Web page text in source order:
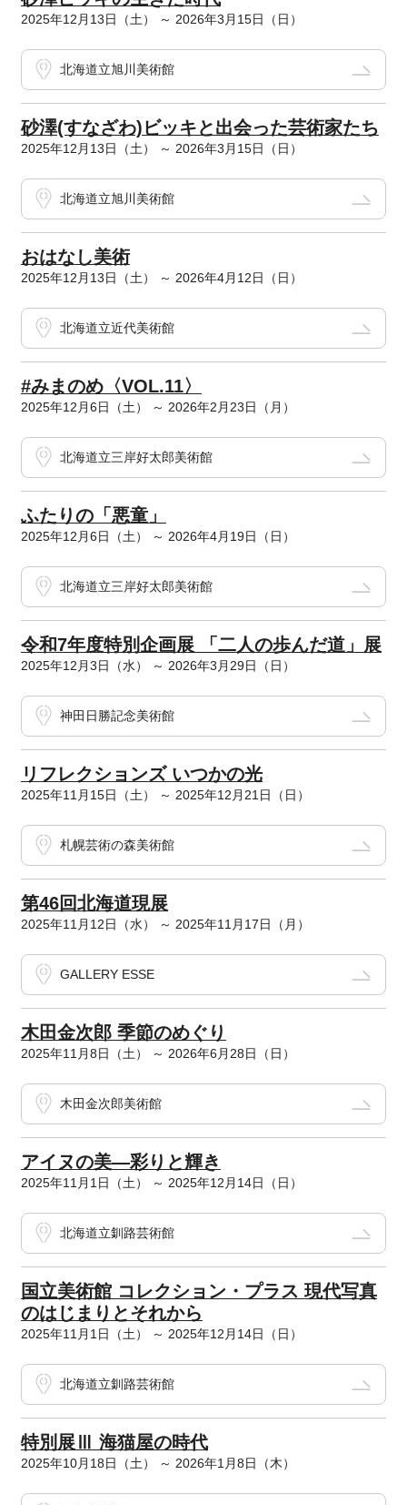
2025年12月13日（土） ～ 2026年3月15日（日）
北海道立旭川美術館
砂澤(すなざわ)ビッキと出会った芸術家たち
2025年12月13日（土） ～ 2026年3月15日（日）
北海道立旭川美術館
おはなし美術
2025年12月13日（土） ～ 2026年4月12日（日）
北海道立近代美術館
#みまのめ〈VOL.11〉
2025年12月6日（土） ～ 2026年2月23日（月）
北海道立三岸好太郎美術館
ふたりの「悪童」
2025年12月6日（土） ～ 2026年4月19日（日）
北海道立三岸好太郎美術館
令和7年度特別企画展 「二人の歩んだ道」展
2025年12月3日（水） ～ 2026年3月29日（日）
神田日勝記念美術館
リフレクションズ いつかの光
2025年11月15日（土） ～ 2025年12月21日（日）
札幌芸術の森美術館
第46回北海道現展
2025年11月12日（水） ～ 2025年11月17日（月）
GALLERY ESSE
木田金次郎 季節のめぐり
2025年11月8日（土） ～ 2026年6月28日（日）
木田金次郎美術館
アイヌの美―彩りと輝き
2025年11月1日（土） ～ 2025年12月14日（日）
北海道立釧路芸術館
国立美術館 コレクション・プラス 現代写真
のはじまりとそれから
2025年11月1日（土） ～ 2025年12月14日（日）
北海道立釧路芸術館
特別展Ⅲ 海猫屋の時代
2025年10月18日（土） ～ 2026年1月8日（木）